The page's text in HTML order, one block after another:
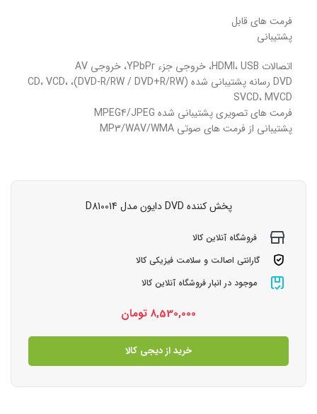
فرمت های قابل
پشتیبانی
اتصالات HDMI، USB، خروجی جزء YPbPr، خروجی AV
DVD رسانه پشتیبانی شده (DVD-R/RW / DVD+R/RW)، CD، VCD،
SVCD، MVCD
فرمت های تصویری پشتیبانی شده MPEG4/JPEG
پشتیبانی از فرمت های صوتی MP3/WAV/WMA
پخش کننده DVD دایون مدل ‎D810014
فروشگاه آنلاین کالا
گارانتی اصالت و سلامت فیزیکی کالا
موجود در انبار فروشگاه آنلاین کالا
8,530,000 تومان
خرید از دیجی کالا